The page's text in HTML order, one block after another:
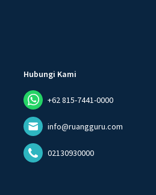
Hubungi Kami
+62 815-7441-0000
info@ruangguru.com
02130930000